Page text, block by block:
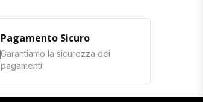
Pagamento Sicuro
Garantiamo la sicurezza dei
pagamenti